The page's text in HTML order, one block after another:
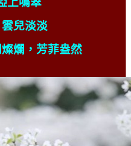
兒淡淡
爛，芳菲盎然